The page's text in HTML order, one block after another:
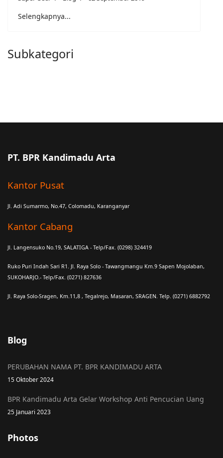
Selengkapnya...
Subkategori
PT. BPR Kandimadu Arta
Kantor Pusat
Jl. Adi Sumarmo, No.47, Colomadu, Karanganyar
Kantor Cabang
Jl. Langensuko No.19, SALATIGA - Telp/Fax. (0298) 324419
Ruko Puri Indah Sari R1. Jl. Raya Solo - Tawangmangu Km.9 Sapen Mojolaban,
SUKOHARJO.- Telp/Fax. (0271) 827636
Jl. Raya Solo-Sragen, Km.11,8 , Tegalrejo, Masaran, SRAGEN. Telp. (0271) 6882792
Blog
PERUBAHAN NAMA PT. BPR KANDIMADU ARTA
15 Oktober 2024
BPR Kandimadu Arta Gelar Workshop Anti Pencucian Uang
25 Januari 2023
Photos